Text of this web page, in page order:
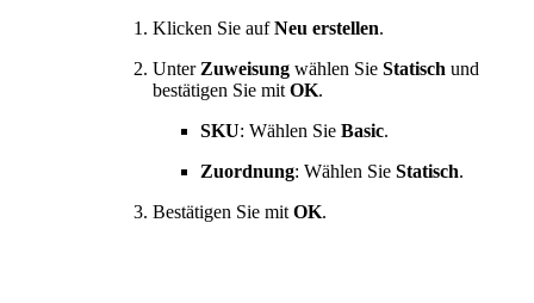
Klicken Sie aufNeu erstellen.
Unter Zuweisung wählen Sie Statisch und
bestätigen Sie mit OK.
SKU: Wählen Sie Basic.
Zuordnung: Wählen Sie Statisch.
Bestätigen Sie mit OK.